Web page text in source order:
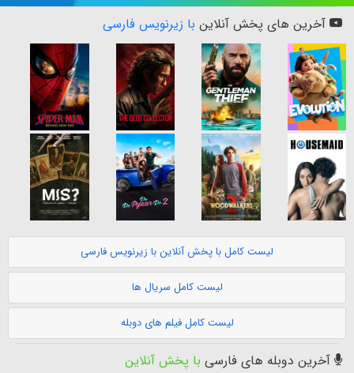
آخرین های پخش آنلاین با زیرنویس فارسی
لیست کامل با پخش آنلاین با زیرنویس فارسی
لیست کامل سریال ها
لیست کامل فیلم های دوبله
آخرین دوبله های فارسی با پخش آنلاین